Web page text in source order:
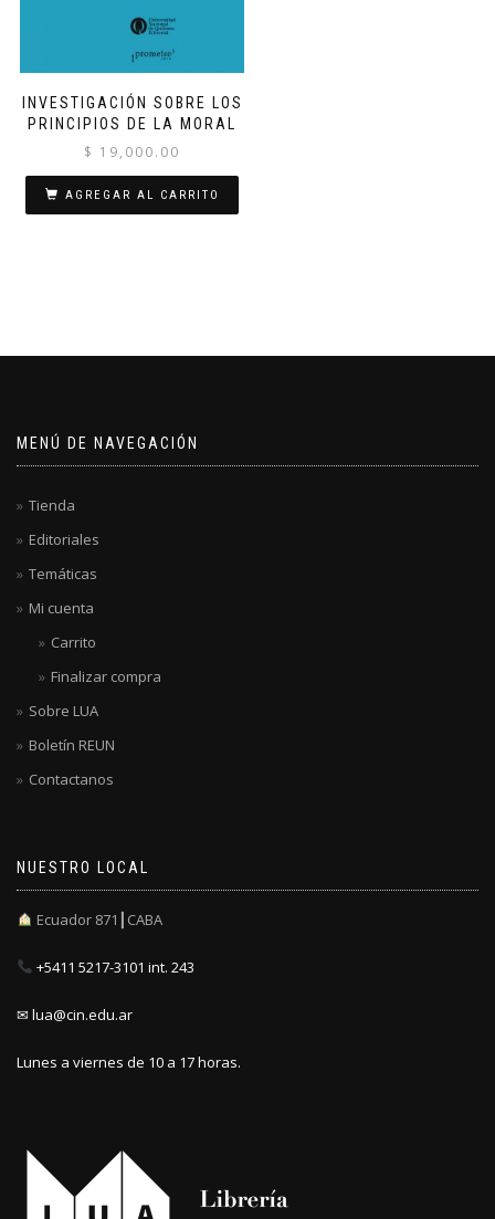
INVESTIGACIÓN SOBRE LOS
PRINCIPIOS DE LA MORAL
$ 19,000.00
AGREGAR AL CARRITO
MENÚ DE NAVEGACIÓN
Tienda
Editoriales
Temáticas
Mi cuenta
Carrito
Finalizar compra
Sobre LUA
Boletín REUN
Contactanos
NUESTRO LOCAL
Ecuador 871┃CABA
+5411 5217-3101 int. 243
✉ lua@cin.edu.ar
Lunes a viernes de 10 a 17 horas.